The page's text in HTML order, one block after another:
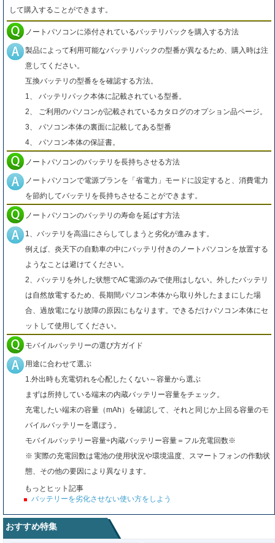
して購入することができます。
ノートパソコンに添付されているバッテリパックを購入する方法
製品によって利用可能なバッテリパックの型番が異なるため、購入時は注
意してください。
互換バッテリの型番をを確認する方法。
1、 バッテリパック本体に記載されている型番。
2、 ご利用のパソコンが記載されているカタログのオプション品ページ。
3、 パソコン本体の裏面に記載してある型番
4、 パソコン本体の保証書。
ノートパソコンのバッテリを長持ちさせる方法
ノートパソコンで電源プランを「省電力」モードに設定すると、消費電力
を節約してバッテリを長持ちさせることができます。
ノートパソコンのバッテリの寿命を延ばす方法
1、バッテリを高温にさらしてしまうと劣化が進みます。
例えば、炎天下の自動車の中にバッテリ付きのノートパソコンを放置する
ようなことは避けてください。
2、バッテリを外した状態でAC電源のみで使用はしない。外したバッテリ
は自然放電するため、長期間パソコン本体から取り外したままにした場
合、過放電になり故障の原因にもなります。できるだけパソコン本体にセ
ットして使用してください。
モバイルバッテリーの選び方ガイド
用途に合わせて選ぶ
1.外出時も充電切れを心配したくない～容量から選ぶ
まずは所持している端末の内蔵バッテリー容量をチェック。
充電したい端末の容量（mAh）を確認して、それと同じか上回る容量のモ
バイルバッテリーを選ぼう。
モバイルバッテリー容量÷内蔵バッテリー容量＝フル充電回数※
※ 実際の充電回数は電池の使用状況や環境温度、スマートフォンの作動状
態、その他の要因により異なります。
もっとヒット記事
バッテリーを劣化させない使い方をしよう
おすすめ特集